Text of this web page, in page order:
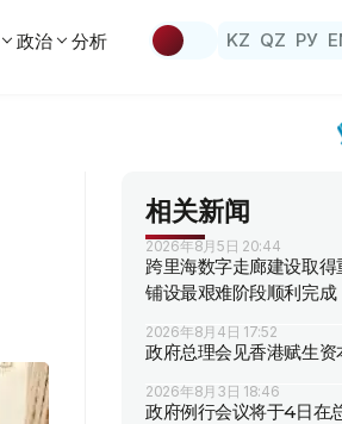
政治 分析 KZ QZ РУ
相关新闻
2026年8月5日 20:44
跨里海数字走廊建设取
铺设最艰难阶段顺利完成
2026年8月4日 17:52
政府总理会见香港赋生资
2026年8月3日 18:46
政府例行会议将于4日在